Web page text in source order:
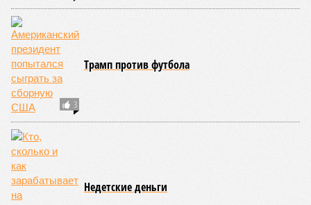
3
Трамп против футбола
Недетские деньги